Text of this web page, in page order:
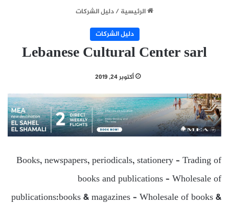
الرئيسية/دليل الشركات
دليل الشركات
Lebanese Cultural Center sarl
أكتوبر 24, 2019
Books, newspapers, periodicals, stationery – Trading of
books and publications – Wholesale of
publications:books & magazines – Wholesale of books &